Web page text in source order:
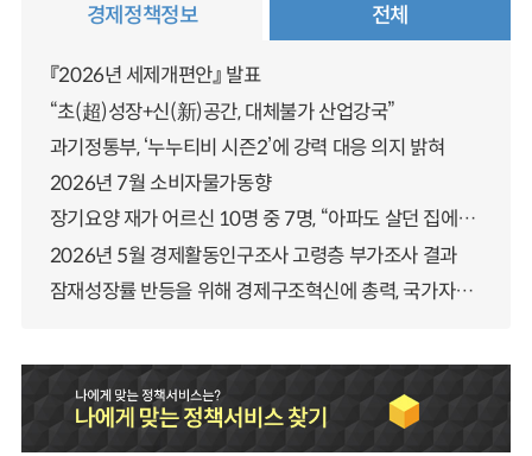
경제정책정보 전체
『2026년 세제개편안』 발표
“초(超)성장+신(新)공간, 대체불가 산업강국”
과기정통부, ‘누누티비 시즌2’에 강력 대응 의지 밝혀
2026년 7월 소비자물가동향
장기요양 재가 어르신 10명 중 7명, “아파도 살던 집에서 살겠다” 「2025년 장기요양실태조사」 결과 발표
2026년 5월 경제활동인구조사 고령층 부가조사 결과
잠재성장률 반등을 위해 경제구조혁신에 총력, 국가자산 관리체계 대전환